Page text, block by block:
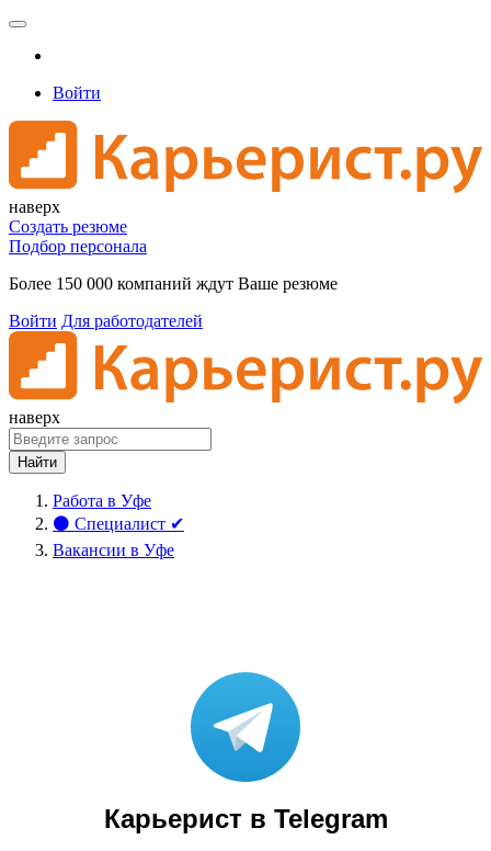
Войти
наверх
Создать резюме
Подбор персонала
Более 150 000 компаний ждут Ваше резюме
Войти Для работодателей
наверх
Найти
Работа в Уфе
⚫ Специалист ✔
Вакансии в Уфе
Карьерист в Telegram